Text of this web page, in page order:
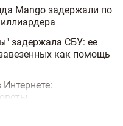
Mango задержали по
задержала СБУ: ее
как помощь
рекорд: сотрудник